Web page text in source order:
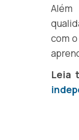
Além
com
Leia